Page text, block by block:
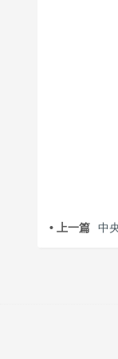
• 上一篇 中